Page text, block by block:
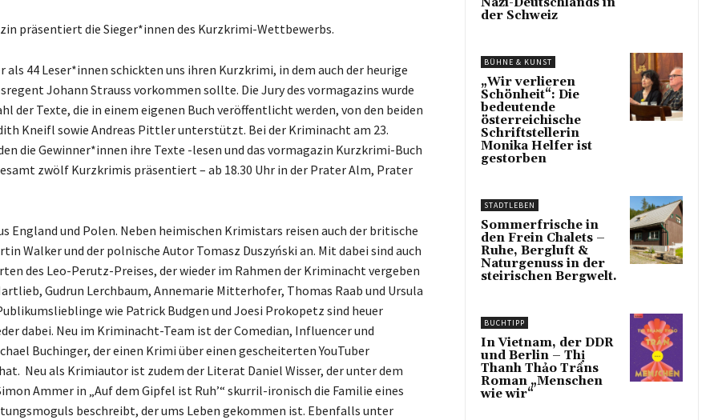
präsentiert die Sieger*innen des Kurzkrimi-Wettbewerbs.
als 44 Leser*innen schickten uns ihren Kurzkrimi, in dem auch der heurige
Johann Strauss vorkommen sollte. Die Jury des vormagazins wurde
der Texte, die in einem eigenen Buch veröffentlicht werden, von den beiden
Kneifl sowie Andreas Pittler unterstützt. Bei der Kriminacht am 23.
die Gewinner*innen ihre Texte -lesen und das vormagazin Kurzkrimi-Buch
zwölf Kurzkrimis präsentiert – ab 18.30 Uhr in der Prater Alm, Prater
England und Polen. Neben heimischen Krimistars reisen auch der britische
Walker und der polnische Autor Tomasz Duszyński an. Mit dabei sind auch
des Leo-Perutz-Preises, der wieder im Rahmen der Kriminacht vergeben
Gudrun Lerchbaum, Annemarie Mitterhofer, Thomas Raab und Ursula
wie Patrick Budgen und Joesi Prokopetz sind heuer
dabei. Neu im Kriminacht-Team ist der Comedian, Influencer und
Buchinger, der einen Krimi über einen gescheiterten YouTuber
Neu als Krimiautor ist zudem der Literat Daniel Wisser, der unter dem
Ammer in „Auf dem Gipfel ist Ruh’“ skurril-ironisch die Familie eines
beschreibt, der ums Leben gekommen ist. Ebenfalls unter
der Schweiz
BÜHNE & KUNST
„Wir verlieren
Schönheit“: Die
bedeutende
österreichische
Schriftstellerin
Monika Helfer ist
gestorben
STADTLEBEN
Sommerfrische in
den Frein Chalets –
Ruhe, Bergluft &
Naturgenuss in der
steirischen Bergwelt.
BUCHTIPP
In Vietnam, der DDR
und Berlin – Thị
Thanh Thảo Trầns
Roman „Menschen
wie wir“